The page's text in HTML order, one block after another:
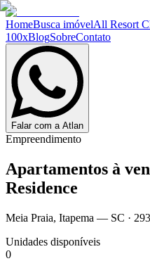
HomeBusca imóvelAll Resort
100xBlogSobreContato
Falar com a Atlan
Empreendimento
Apartamentos à
Residence
Meia Praia, Itapema — SC · 293
Unidades disponíveis
0